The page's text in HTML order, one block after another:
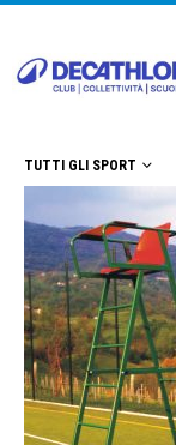
TUTTI GLI SPORT